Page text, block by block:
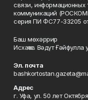
связи, информационных
коммуникаций
серия ПИ ФС77-33205 от
Баш мөхәррир
Исхаҡов Вәдүт Ғәйфулла
Эл. почта
Адрес
г. Уфа, ул. 50 лет